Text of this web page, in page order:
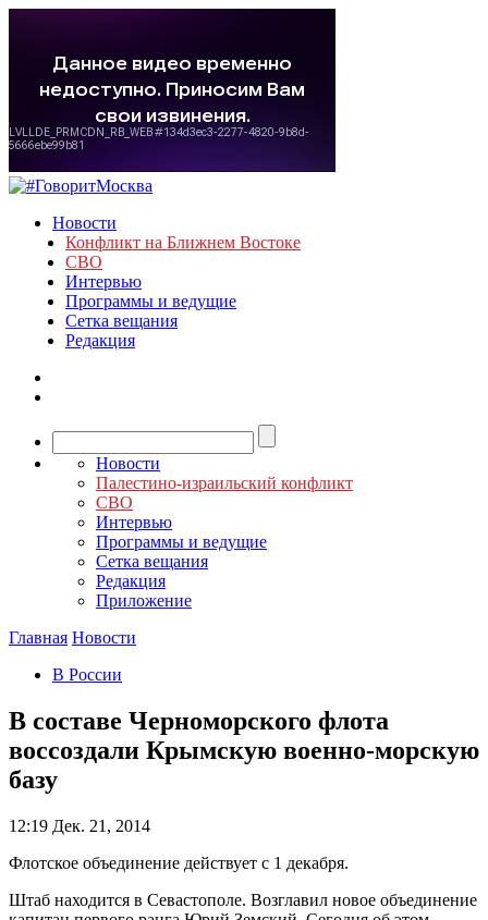
Новости
Конфликт на Ближнем Востоке
СВО
Интервью
Программы и ведущие
Сетка вещания
Редакция
Новости
Палестино-израильский конфликт
СВО
Интервью
Программы и ведущие
Сетка вещания
Редакция
Приложение
Главная Новости
В России
В составе Черноморского флота
воссоздали Крымскую военно-морскую
базу
12:19 Дек. 21, 2014
Флотское объединение действует с 1 декабря.
Штаб находится в Севастополе. Возглавил новое объединение